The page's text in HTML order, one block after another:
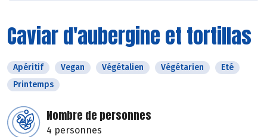
Caviar d'aubergine et tortillas
Apéritif Vegan Végétalien Végétarien
Eté
Printemps
Nombre de personnes
4 personnes